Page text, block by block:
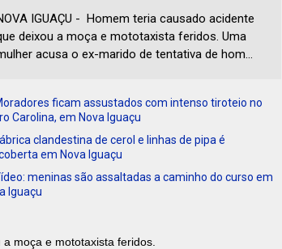
IGUAÇU - Homem teria causado acidente
deixou a moça e mototaxista feridos. Uma
acusa o ex-marido de tentativa de hom...
ficam assustados com intenso tiroteio no
Carolina, em Nova Iguaçu
clandestina de cerol e linhas de pipa é
em Nova Iguaçu
meninas são assaltadas a caminho do curso em
Iguaçu
moça e mototaxista feridos.